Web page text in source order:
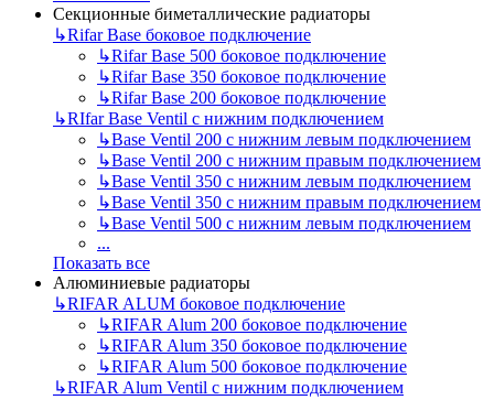
Секционные биметаллические радиаторы
↳Rifar Base боковое подключение
↳Rifar Base 500 боковое подключение
↳Rifar Base 350 боковое подключение
↳Rifar Base 200 боковое подключение
↳RIfar Base Ventil с нижним подключением
↳Base Ventil 200 с нижним левым подключением
↳Base Ventil 200 с нижним правым подключением
↳Base Ventil 350 с нижним левым подключением
↳Base Ventil 350 с нижним правым подключением
↳Base Ventil 500 с нижним левым подключением
...
Показать все
Алюминиевые радиаторы
↳RIFAR ALUM боковое подключение
↳RIFAR Alum 200 боковое подключение
↳RIFAR Alum 350 боковое подключение
↳RIFAR Alum 500 боковое подключение
↳RIFAR Alum Ventil с нижним подключением